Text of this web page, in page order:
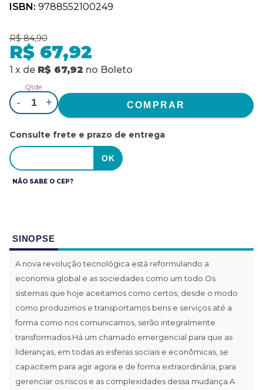
ISBN: 9788552100249
R$ 84,90
R$ 67,92
1 x de R$ 67,92 no Boleto
Qtde.
- +
Consulte frete e prazo de entrega
NÃO SABE O CEP?
SINOPSE
A nova revolução tecnológica está reformulando a
economia global e as sociedades como um todo.Os
sistemas que hoje aceitamos como certos, desde o modo
como produzimos e transportamos bens e serviços até a
forma como nos comunicamos, serão integralmente
transformados.Há um chamado emergencial para que as
lideranças, em todas as esferas sociais e econômicas, se
capacitem para agir agora e de forma extraordinária, para
gerenciar os riscos e as complexidades dessa mudança.A